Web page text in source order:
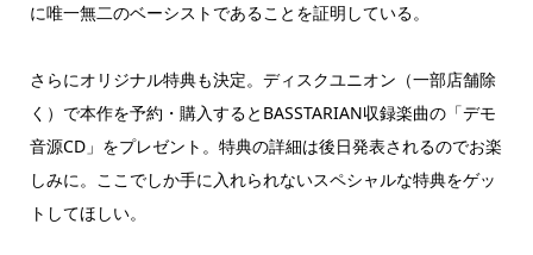
に唯一無二のベーシストであることを証明している。
さらにオリジナル特典も決定。ディスクユニオン（一部店舗除
く）で本作を予約・購入するとBASSTARIAN収録楽曲の「デモ
音源CD」をプレゼント。特典の詳細は後日発表されるのでお楽
しみに。ここでしか手に入れられないスペシャルな特典をゲッ
トしてほしい。